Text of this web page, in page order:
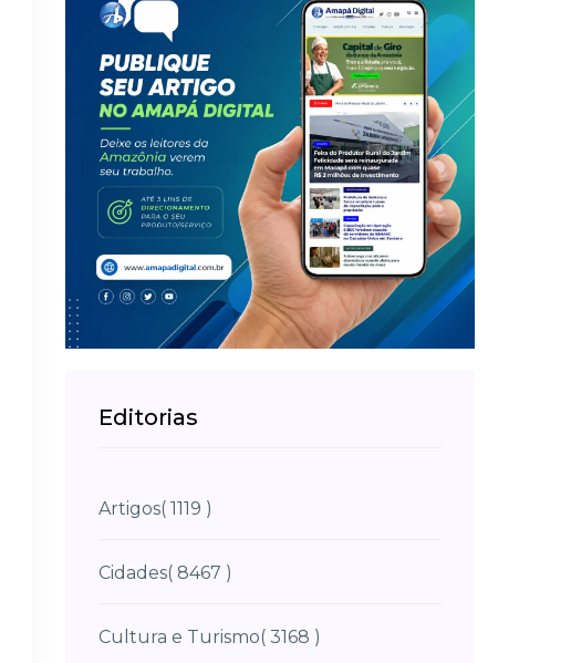
Editorias
Artigos( 1119 )
Cidades( 8467 )
Cultura e Turismo( 3168 )